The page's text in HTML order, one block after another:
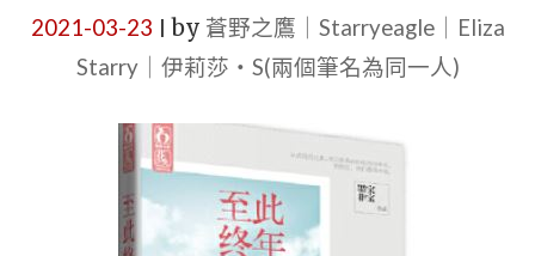
2021-03-23 by 蒼野之鷹｜Starryeagle｜Eliza
Starry｜伊莉莎・S(兩個筆名為同一人)